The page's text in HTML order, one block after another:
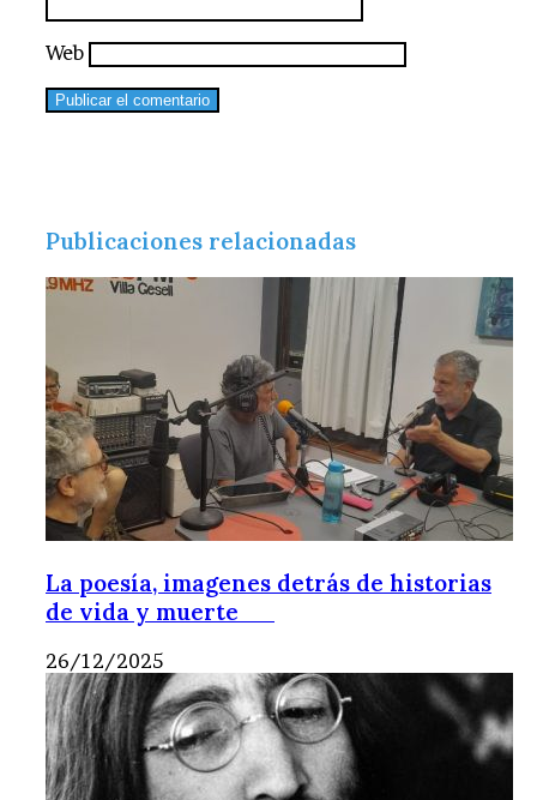
Web
Publicaciones relacionadas
La poesía, imagenes detrás de historias
de vida y muerte
26/12/2025